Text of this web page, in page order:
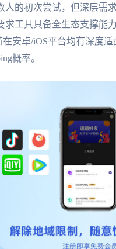
人的初次尝试，但深层需
工具具备全生态支撑能
安卓/iOS平台均有深度
概率。